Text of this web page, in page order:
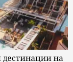
дестинации на